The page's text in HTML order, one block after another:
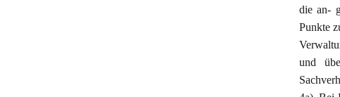
die an-
Punkte
und